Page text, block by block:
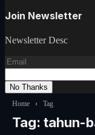
Join Newsletter
Newsletter Desc
No Thanks
Home › Tag
Tag: tahun-